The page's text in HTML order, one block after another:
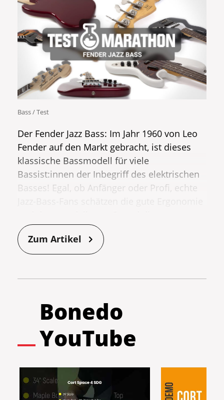
Bass / Test
Der Fender Jazz Bass: Im Jahr 1960 von Leo
Fender auf den Markt gebracht, ist dieses
klassische Bassmodell für viele
Bassist:innen der Inbegriff des elektrischen
Basses! Egal, ob Anfänger oder Profi, echte
Modells! Da ist es kaum verwunderlich, dass
Fender bereits seit geraumer Zeit für jeden
Geldbeutel das passende Jazz-Bass-Modell
der richtige für dich ist und wie du dich im
zurechtfindest, erfährst du in diesem großen
Testmarathon!
Zum Artikel
Bonedo
YouTube